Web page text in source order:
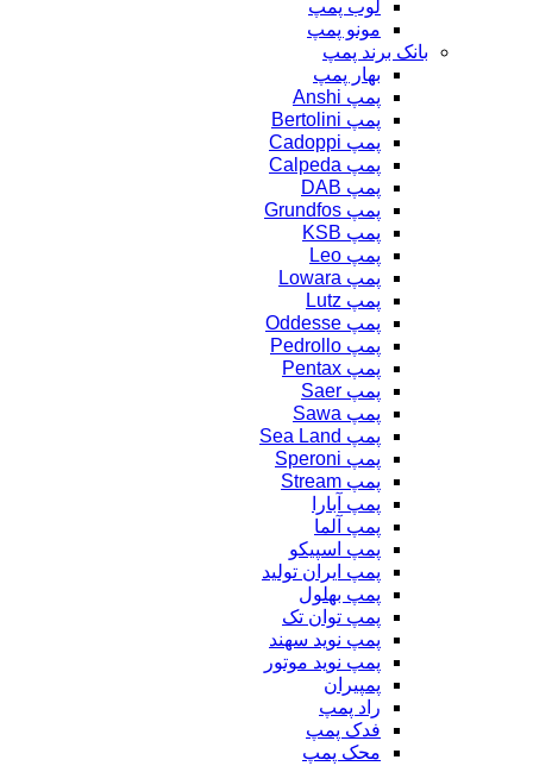
لوب پمپ
مونو پمپ
بانک برند پمپ
بهار پمپ
پمپ Anshi
پمپ Bertolini
پمپ Cadoppi
پمپ Calpeda
پمپ DAB
پمپ Grundfos
پمپ KSB
پمپ Leo
پمپ Lowara
پمپ Lutz
پمپ Oddesse
پمپ Pedrollo
پمپ Pentax
پمپ Saer
پمپ Sawa
پمپ Sea Land
پمپ Speroni
پمپ Stream
پمپ آبارا
پمپ آلما
پمپ اسپیکو
پمپ ایران تولید
پمپ بهلول
پمپ توان تک
پمپ نوید سهند
پمپ نوید موتور
پمپیران
راد پمپ
فدک پمپ
محک پمپ